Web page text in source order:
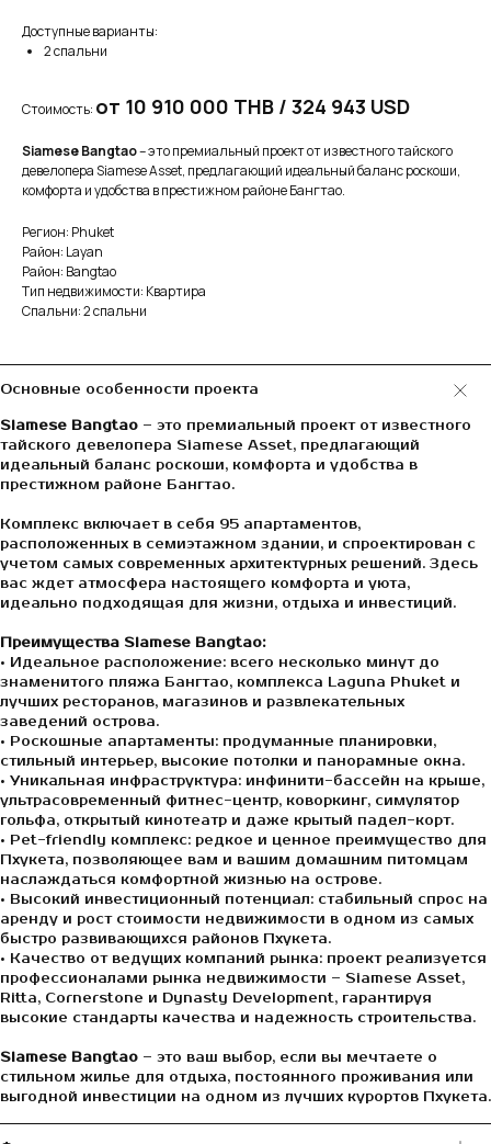
Доступные варианты:
2 спальни
Стоимость: от 10 910 000 THB / 324 943 USD
Siamese Bangtao– это премиальный проект от известного тайского
девелопера Siamese Asset, предлагающий идеальный баланс роскоши,
комфорта и удобства в престижном районе Бангтао.
Регион: Phuket
Район: Layan
Район: Bangtao
Тип недвижимости: Квартира
Спальни: 2 спальни
Основные особенности проекта
Siamese Bangtao – это премиальный проект от известного
тайского девелопера Siamese Asset, предлагающий
идеальный баланс роскоши, комфорта и удобства в
престижном районе Бангтао.
Комплекс включает в себя 95 апартаментов,
расположенных в семиэтажном здании, и спроектирован с
учетом самых современных архитектурных решений. Здесь
вас ждет атмосфера настоящего комфорта и уюта,
идеально подходящая для жизни, отдыха и инвестиций.
Преимущества Siamese Bangtao:
• Идеальное расположение: всего несколько минут до
знаменитого пляжа Бангтао, комплекса Laguna Phuket и
лучших ресторанов, магазинов и развлекательных
заведений острова.
• Роскошные апартаменты: продуманные планировки,
стильный интерьер, высокие потолки и панорамные окна.
• Уникальная инфраструктура: инфинити-бассейн на крыше,
ультрасовременный фитнес-центр, коворкинг, симулятор
гольфа, открытый кинотеатр и даже крытый падел-корт.
• Pet-friendly комплекс: редкое и ценное преимущество для
Пхукета, позволяющее вам и вашим домашним питомцам
наслаждаться комфортной жизнью на острове.
• Высокий инвестиционный потенциал: стабильный спрос на
аренду и рост стоимости недвижимости в одном из самых
быстро развивающихся районов Пхукета.
• Качество от ведущих компаний рынка: проект реализуется
профессионалами рынка недвижимости – Siamese Asset,
Ritta, Cornerstone и Dynasty Development, гарантируя
высокие стандарты качества и надежность строительства.
Siamese Bangtao – это ваш выбор, если вы мечтаете о
стильном жилье для отдыха, постоянного проживания или
выгодной инвестиции на одном из лучших курортов Пхукета.